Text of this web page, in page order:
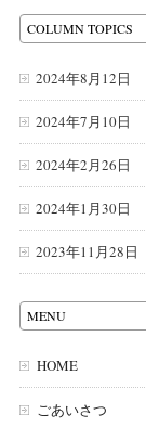
COLUMN TOPICS
2024年8月12日
2024年7月10日
2024年2月26日
2024年1月30日
2023年11月28日
MENU
HOME
ごあいさつ